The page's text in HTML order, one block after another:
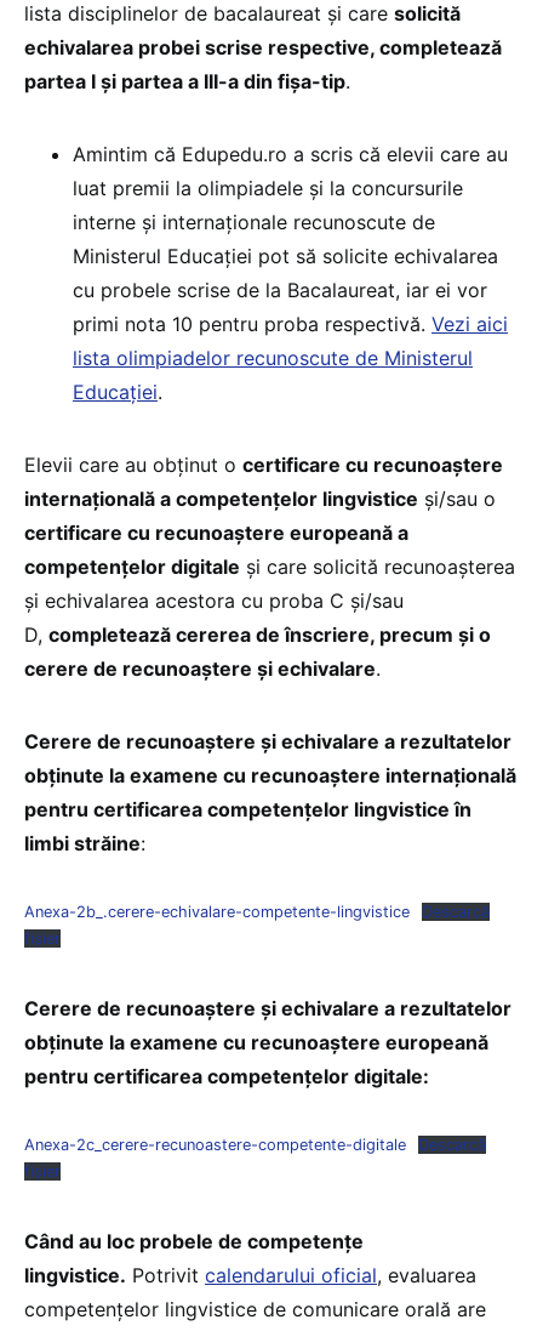
lista disciplinelor de bacalaureat și care solicită
echivalarea probei scrise respective, completează
partea I și partea a III-a din fișa-tip.
Amintim că Edupedu.ro a scris că elevii care au
luat premii la olimpiadele și la concursurile
interne și internaționale recunoscute de
Ministerul Educației pot să solicite echivalarea
cu probele scrise de la Bacalaureat, iar ei vor
primi nota 10 pentru proba respectivă. Vezi aici
lista olimpiadelor recunoscute de Ministerul
Educației.
Elevii care au obținut o certificare cu recunoaștere
internațională a competențelor lingvistice și/sau o
certificare cu recunoaștere europeană a
competențelor digitale și care solicită recunoașterea
și echivalarea acestora cu proba C și/sau
D, completează cererea de înscriere, precum și o
cerere de recunoaștere și echivalare.
Cerere de recunoaștere și echivalare a rezultatelor
obținute la examene cu recunoaștere internațională
pentru certificarea competențelor lingvistice în
limbi străine:
Anexa-2b_.cerere-echivalare-competente-lingvistice
Descarcă
fișier
Cerere de recunoaștere și echivalare a rezultatelor
obținute la examene cu recunoaștere europeană
pentru certificarea competențelor digitale:
Anexa-2c_cerere-recunoastere-competente-digitale
Descarcă
fișier
Când au loc probele de competențe
lingvistice. Potrivit calendarului oficial, evaluarea
competențelor lingvistice de comunicare orală are